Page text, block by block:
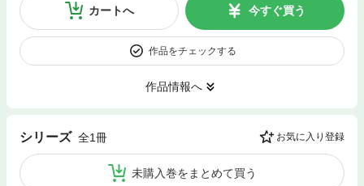
カートへ 今すぐ買う
作品をチェックする
作品情報へ
シリーズ 全1冊 お気に入り登録
未購入巻をまとめて買う